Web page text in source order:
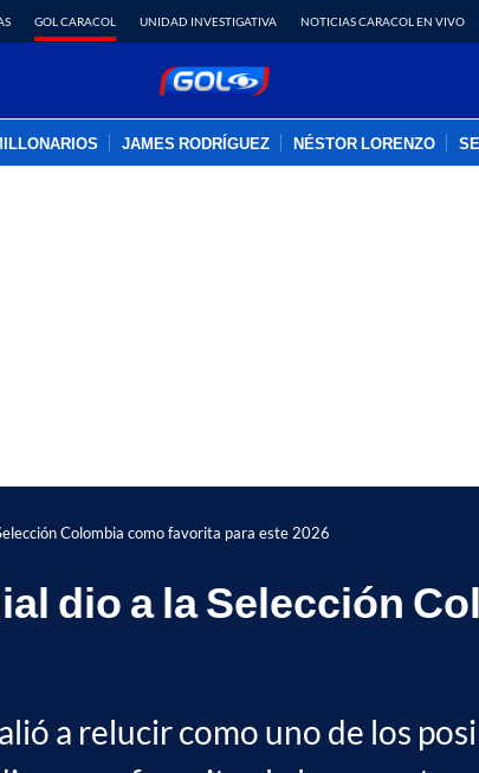
GOL CARACOL UNIDAD INVESTIGATIVA NOTICIAS CARACOL EN VIVO
JAMES RODRÍGUEZ NÉSTOR LORENZO
Colombia como favorita para este 2026
dio a la Selección
a relucir como uno de los